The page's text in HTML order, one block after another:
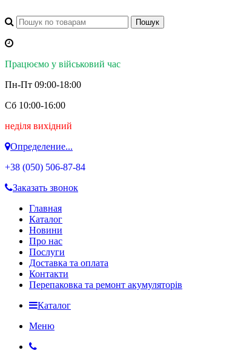
Працюємо у військовий час
Пн-Пт 09:00-18:00
Сб 10:00-16:00
неділя вихідний
Определение...
+38 (050) 506-87-84
Заказать звонок
Главная
Каталог
Новини
Про нас
Послуги
Доставка та оплата
Контакти
Перепаковка та ремонт акумуляторів
Каталог
Меню